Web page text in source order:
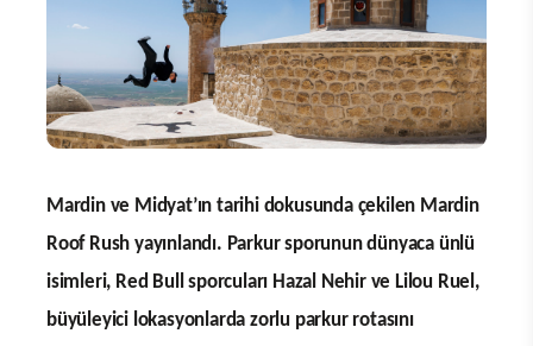
Mardin ve Midyat’ın tarihi dokusunda çekilen Mardin
Roof Rush yayınlandı. Parkur sporunun dünyaca ünlü
isimleri, Red Bull sporcuları Hazal Nehir ve Lilou Ruel,
büyüleyici lokasyonlarda zorlu parkur rotasını